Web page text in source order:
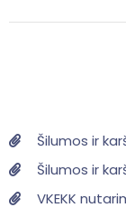
Šilumos ir
Šilumos ir
VKEKK